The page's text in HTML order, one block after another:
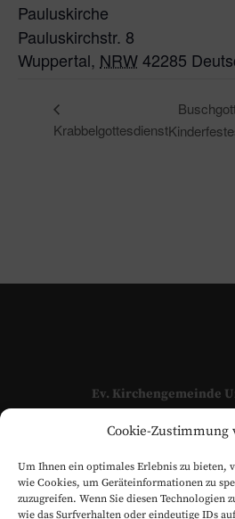
Cookie-Zustimmung
Um Ihnen ein optimales Erlebnis zu bieten,
wie Cookies, um Geräteinformationen zu
zuzugreifen. Wenn Sie diesen Technologien
wie das Surfverhalten oder eindeutige IDs
Pauluskirche
Pauluskirchstr. 8
Wuppertal, NRW42285
Krabbelgottesdienst
Ev. Kirchengemeinde
Adressen und Kontaktpersonen
www.evangelisch-in-